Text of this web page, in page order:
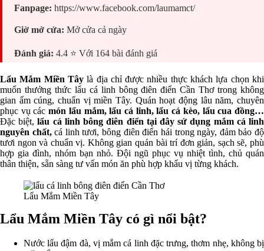
Fanpage: https://www.facebook.com/laumamct/
Giờ mở cửa: Mở cửa cả ngày
Đánh giá: 4.4 ⭐ Với 164 bài đánh giá
Lẩu Mắm Miền Tâylà địa chỉ được nhiều thực khách lựa chọn khi
muốn thưởng thức lẩu cá linh bông điên điển Cần Thơ trong không
gian ấm cúng, chuẩn vị miền Tây. Quán hoạt động lâu năm, chuyên
phục vụ cácmón lẩu mắm, lẩu cá linh, lẩu cá kèo, lẩu cua đồng…
Đặc biệt, lẩu cá linh bông điên điển tại đây sử dụng mắm cá linh
nguyên chất,cá linh tươi, bông điên điển hái trong ngày, đảm bảo độ
tươi ngon và chuẩn vị. Không gian quán bài trí đơn giản, sạch sẽ, phù
hợp gia đình, nhóm bạn nhỏ. Đội ngũ phục vụ nhiệt tình, chủ quán
thân thiện, sẵn sàng tư vấn món ăn phù hợp khẩu vị từng khách.
Lẩu Mắm Miền Tây
Lẩu Mắm Miền Tây có gì nổi bật?
Nước lẩu đậm đà, vị mắm cá linh đặc trưng, thơm nhẹ, không bị